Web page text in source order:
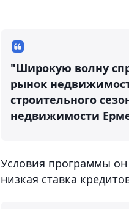
"Широкую волну
рынок
строительного
недвижимости
Условия программы он
низкая ставка